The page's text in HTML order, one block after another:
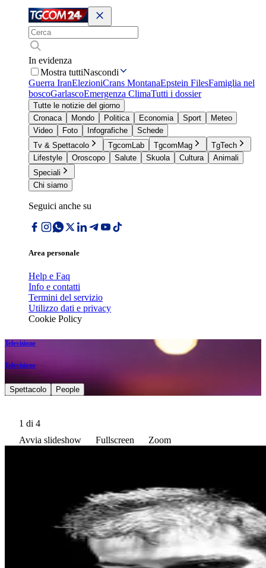
In evidenza
Mostra tuttiNascondi
Guerra IranElezioniCrans MontanaEpstein FilesFamiglia nel
boscoGarlascoEmergenza ClimaTutti i dossier
Tutte le notizie del giorno
Cronaca
Mondo Politica Economia Sport
Meteo
Video
Foto Infografiche
Schede
Tv & Spettacolo
TgcomLab TgcomMag
TgTech
Lifestyle
Oroscopo Salute Skuola Cultura
Animali
Speciali
Chi siamo
Seguici anche su
Area personale
Help e Faq
Info e contatti
Termini del servizio
Utilizzo dati e privacy
Cookie Policy
Televisione
Televisione
Spettacolo People
1 di 4
Avvia slideshow
Fullscreen Zoom